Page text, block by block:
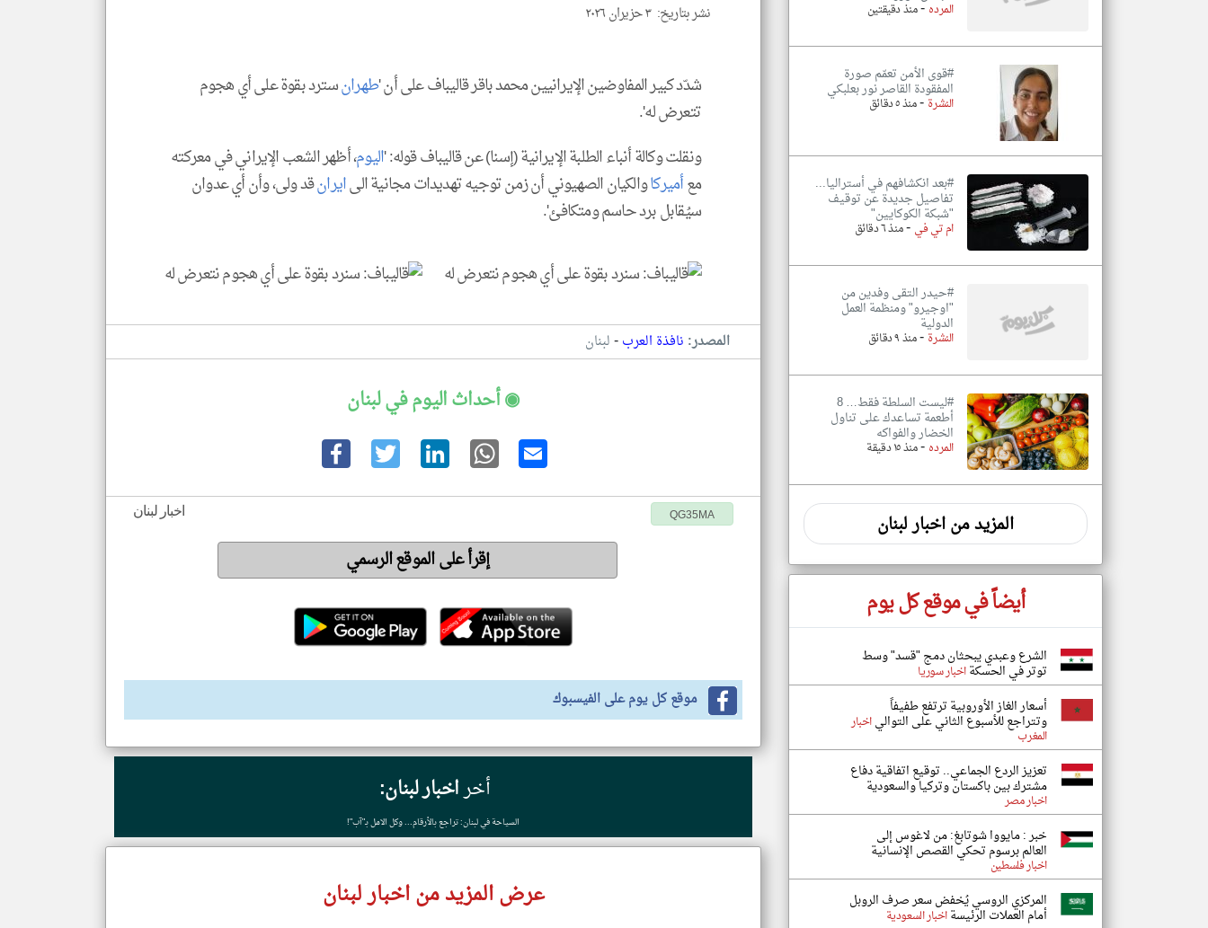
نشر بتاريخ: ٣ حزيران ٢٠٢٦
شدّد كبير المفاوضين الإيرانيين محمد باقر قاليباف على أن 'طهرانسترد بقوة على أي هجوم
تتعرض له'.
ونقلت وكالة أنباء الطلبة الإيرانية (إسنا) عن قاليباف قوله: 'اليوم، أظهر الشعب الإيراني في معركته
معأميركاوالكيان الصهيوني أن زمن توجيه تهديدات مجانية الىايرانقد ولى، وأن أي عدوان
سيُقابل برد حاسم ومتكافئ'.
المصدر: نافذة العرب-لبنان
◉ أحداث اليوم في لبنان
اخبار لبنان QG35MA
إقرأ على الموقع الرسمي
موقع كل يوم على الفيسبوك
أخراخبار لبنان:
السياحة في لبنان: تراجع بالأرقام... وكل الامل بـ"آب"!
عرض المزيد من اخبار لبنان
المرده-منذ دقيقتين
#قوى الأمن تعمّم صورة
المفقودة القاصر نور بعلبكي
النشرة-منذ ٥ دقائق
#بعد انكشافهم في أستراليا...
تفاصيل جديدة عن توقيف
"شبكة الكوكايين"
ام تي في -منذ ٦ دقائق
#حيدر التقى وفدين من
"اوجيرو" ومنظمة العمل
الدولية
النشرة-منذ ٩ دقائق
#ليست السلطة فقط… 8
أطعمة تساعدك على تناول
الخضار والفواكه
المرده -منذ ١٥ دقيقة
المزيد من اخبار لبنان
أيضاً في موقع كل يوم
الشرع وعبدي يبحثان دمج "قسد" وسط
توتر في الحسكةاخبار سوريا
أسعار الغاز الأوروبية ترتفع طفيفاً
وتتراجع للأسبوع الثاني على التوالياخبار
المغرب
تعزيز الردع الجماعي.. توقيع اتفاقية دفاع
مشترك بين باكستان وتركيا والسعودية
اخبار مصر
خبر : مايووا شوتابغ: من لاغوس إلى
العالم برسوم تحكي القصص الإنسانية
اخبار فلسطين
المركزي الروسي يُخفض سعر صرف الروبل
أمام العملات الرئيسةاخبار السعودية
klyoum.com